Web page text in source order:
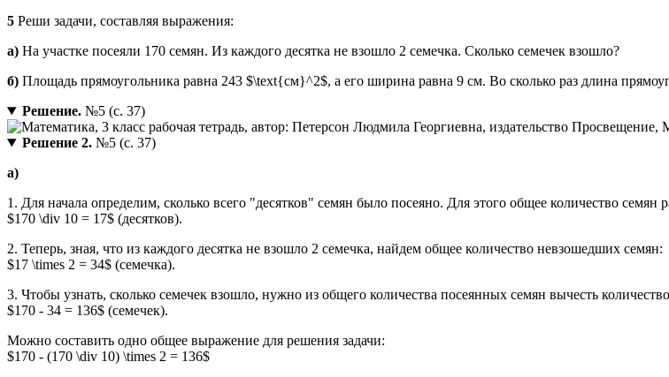
5 Реши задачи, составляя выражения:
а) На участке посеяли 170 семян. Из каждого десятка не взошло 2 семечка. Сколько семечек взошло?
б) Площадь прямоугольника равна 243 $\text{см}^2$, а его ширина равна 9 см. Во сколько раз длина
Решение.№5 (с. 37)
Решение 2.№5 (с. 37)
а)
1. Для начала определим, сколько всего "десятков" семян было посеяно. Для этого общее количество семян
$170 \div 10 = 17$ (десятков).
2. Теперь, зная, что из каждого десятка не взошло 2 семечка, найдем общее количество невзошедших семян:
$17 \times 2 = 34$ (семечка).
3. Чтобы узнать, сколько семечек взошло, нужно из общего количества посеянных семян вычесть
$170 - 34 = 136$ (семечек).
Можно составить одно общее выражение для решения задачи:
$170 - (170 \div 10) \times 2 = 136$